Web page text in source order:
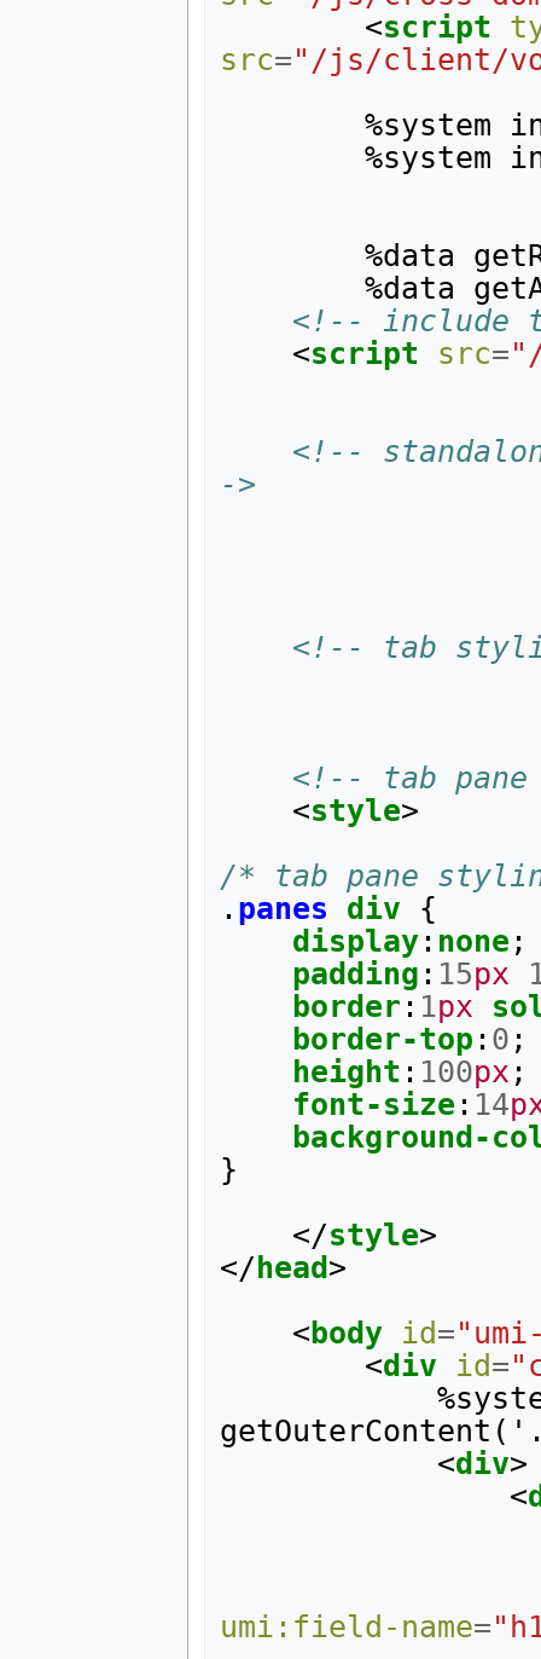
<script
src="/js/client/
		%system includeQuickEditJs()%
        %system includeEditInPlaceJs()%
        %data getRssMeta(%pid%)%
        %data getAtomMeta(%pid%)%
<!-- include
<script src=
<!--
->
<!-- tab
<!-- tab
<style>
/* tab pane
. panes div
{
display : none ;
padding : 15px
border : 1px
border-top : 0 ;
height : 100px ;
font-size : 14
background-
}
</style>
</ head >
< body id=
<div id=
			%system
<div>
<
umi:field-name=